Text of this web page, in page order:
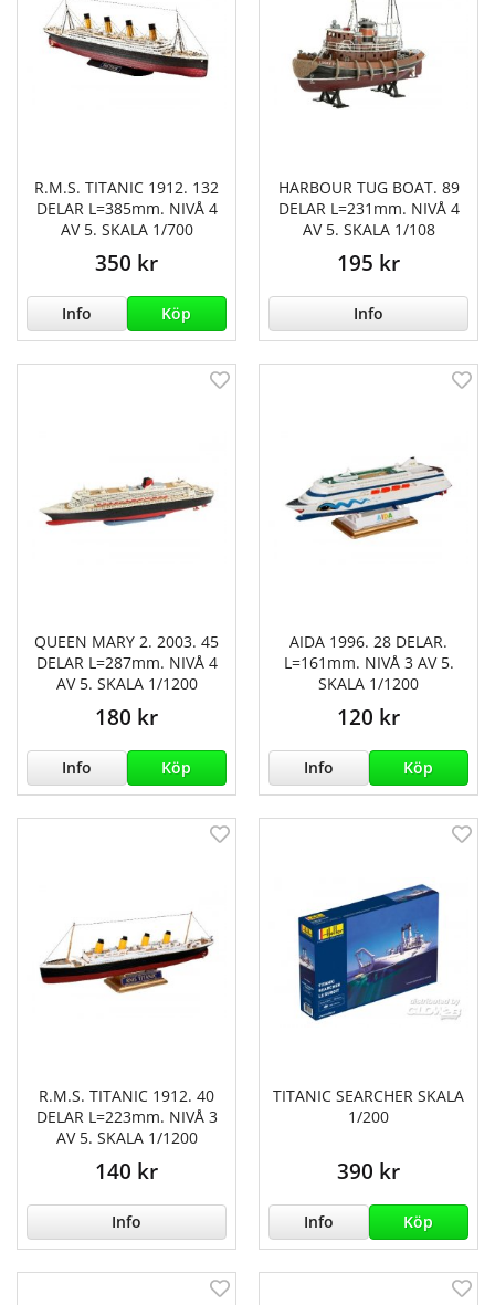
R.M.S. TITANIC 1912. 132
DELAR L=385mm. NIVÅ 4
AV 5. SKALA 1/700
350 kr
Info Köp
HARBOUR TUG BOAT. 89
DELAR L=231mm. NIVÅ 4
AV 5. SKALA 1/108
195 kr
Info
QUEEN MARY 2. 2003. 45
DELAR L=287mm. NIVÅ 4
AV 5. SKALA 1/1200
180 kr
Info Köp
AIDA 1996. 28 DELAR.
L=161mm. NIVÅ 3 AV 5.
SKALA 1/1200
120 kr
Info Köp
R.M.S. TITANIC 1912. 40
DELAR L=223mm. NIVÅ 3
AV 5. SKALA 1/1200
140 kr
Info
TITANIC SEARCHER SKALA
1/200
390 kr
Info Köp